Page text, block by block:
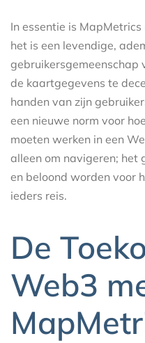
In essentie is
het is een levendige,
gebruikersgemeenschap
de kaartgegevens te
handen van zijn
een nieuwe norm voor
moeten werken in een
alleen om navigeren; het
en beloond worden voor
ieders reis.
De
Web3